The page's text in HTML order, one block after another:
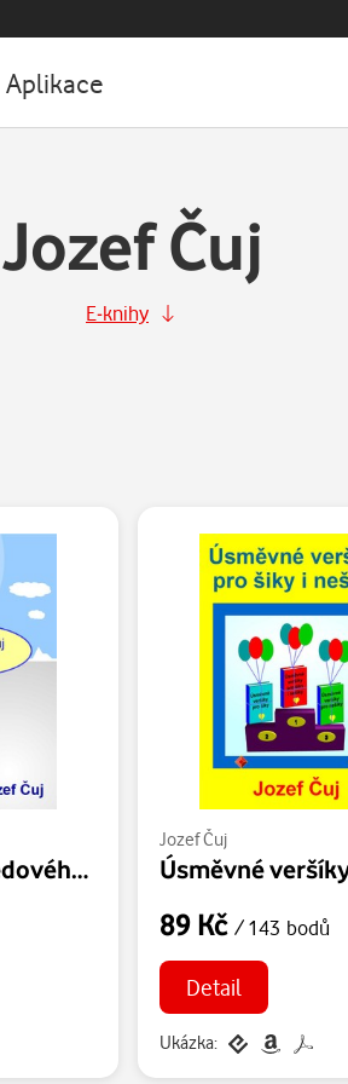
Aplikace
Jozef Čuj
E-knihy
Příběh Maťka, ledového medvíďátka
Jozef Čuj
89 Kč / 143 bodů
Detail
Ukázka: